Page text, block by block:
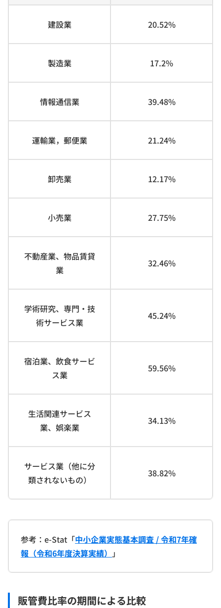
建設業 20.52%
製造業 17.2%
情報通信業 39.48%
運輸業，郵便業 21.24%
卸売業 12.17%
小売業 27.75%
不動産業、物品賃貸
業
32.46%
学術研究、専門・技
術サービス業
45.24%
宿泊業、飲食サービ
ス業
59.56%
生活関連サービス
業、娯楽業
34.13%
サービス業（他に分
類されないもの）
38.82%
参考：e-Stat「中小企業実態基本調査 / 令和7年確
報（令和6年度決算実績） 」
販管費比率の期間による比較